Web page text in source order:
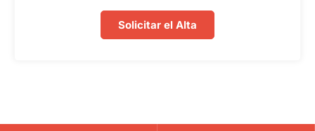
Solicitar el Alta